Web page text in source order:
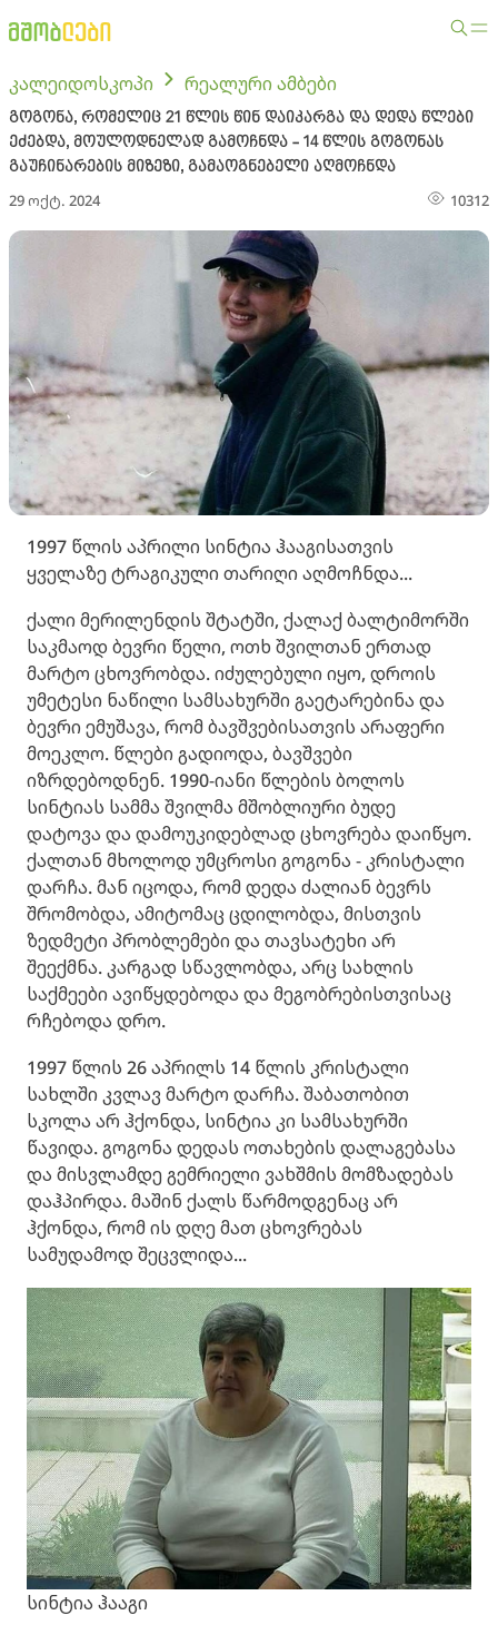
კალეიდოსკოპი რეალური ამბები
გოგონა, რომელიც 21 წლის წინ დაიკარგა და დედა წლები
ეძებდა, მოულოდნელად გამოჩნდა - 14 წლის გოგონას
გაუჩინარების მიზეზი, გამაოგნებელი აღმოჩნდა
29 ოქტ. 2024 10312
1997 წლის აპრილი სინტია ჰააგისათვის
ყველაზე ტრაგიკული თარიღი აღმოჩნდა...
ქალი მერილენდის შტატში, ქალაქ ბალტიმორში
საკმაოდ ბევრი წელი, ოთხ შვილთან ერთად
მარტო ცხოვრობდა. იძულებული იყო, დროის
უმეტესი ნაწილი სამსახურში გაეტარებინა და
ბევრი ემუშავა, რომ ბავშვებისათვის არაფერი
მოეკლო. წლები გადიოდა, ბავშვები
იზრდებოდნენ. 1990-იანი წლების ბოლოს
სინტიას სამმა შვილმა მშობლიური ბუდე
დატოვა და დამოუკიდებლად ცხოვრება დაიწყო.
ქალთან მხოლოდ უმცროსი გოგონა - კრისტალი
დარჩა. მან იცოდა, რომ დედა ძალიან ბევრს
შრომობდა, ამიტომაც ცდილობდა, მისთვის
ზედმეტი პრობლემები და თავსატეხი არ
შეექმნა. კარგად სწავლობდა, არც სახლის
საქმეები ავიწყდებოდა და მეგობრებისთვისაც
რჩებოდა დრო.
1997 წლის 26 აპრილს 14 წლის კრისტალი
სახლში კვლავ მარტო დარჩა. შაბათობით
სკოლა არ ჰქონდა, სინტია კი სამსახურში
წავიდა. გოგონა დედას ოთახების დალაგებასა
და მისვლამდე გემრიელი ვახშმის მომზადებას
დაჰპირდა. მაშინ ქალს წარმოდგენაც არ
ჰქონდა, რომ ის დღე მათ ცხოვრებას
სამუდამოდ შეცვლიდა...
სინტია ჰააგი